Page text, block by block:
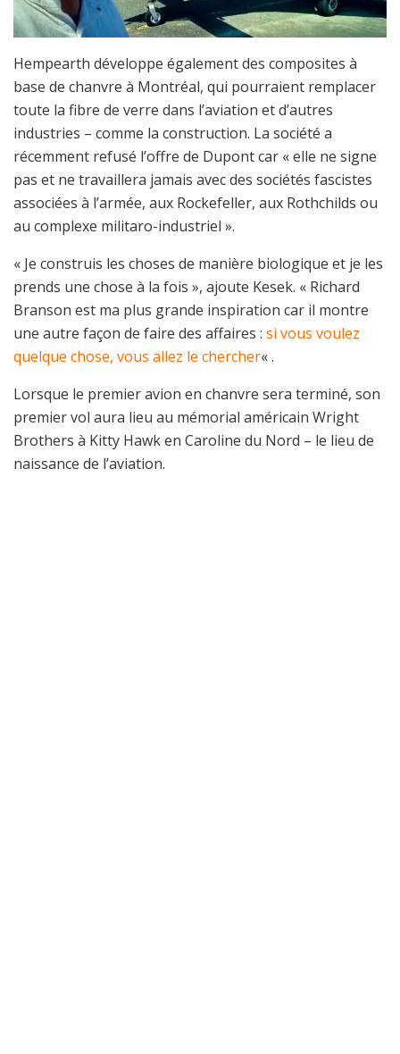
Hempearth développe également des composites à
base de chanvre à Montréal, qui pourraient remplacer
toute la fibre de verre dans l’aviation et d’autres
industries – comme la construction. La société a
récemment refusé l’offre de Dupont car « elle ne signe
pas et ne travaillera jamais avec des sociétés fascistes
associées à l’armée, aux Rockefeller, aux Rothchilds ou
au complexe militaro-industriel ».
« Je construis les choses de manière biologique et je les
prends une chose à la fois », ajoute Kesek. « Richard
Branson est ma plus grande inspiration car il montre
une autre façon de faire des affaires : si vous voulez
quelque chose, vous allez le chercher« .
Lorsque le premier avion en chanvre sera terminé, son
premier vol aura lieu au mémorial américain Wright
Brothers à Kitty Hawk en Caroline du Nord – le lieu de
naissance de l’aviation.